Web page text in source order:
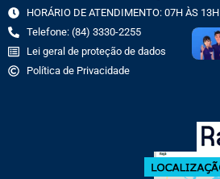
HORÁRIO DE ATENDIMENTO: 07H ÀS 13H
Telefone: (84) 3330-2255
Lei geral de proteção de dados
Política de Privacidade